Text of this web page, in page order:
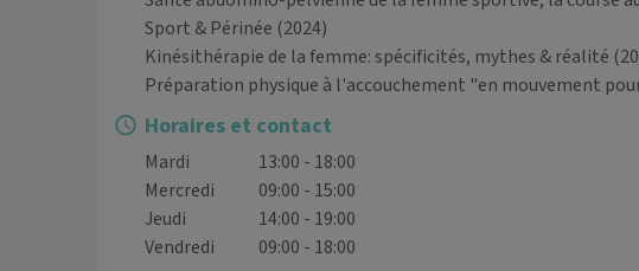
Sport & Périnée (2024)
Kinésithérapie de la femme: spécificités, mythes & réalité
Préparation physique à l'accouchement "en mouvement
Horaires et contact
Mardi
13:00 - 18:00
Mercredi
09:00 - 15:00
Jeudi
14:00 - 19:00
Vendredi
09:00 - 18:00